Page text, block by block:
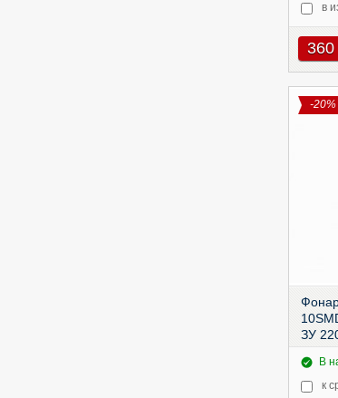
в
360
-20%
ЗУ
В
к